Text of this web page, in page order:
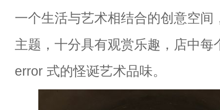
一个生活与艺术相结合的创意空间
主题，十分具有观赏乐趣，店中每
error 式的怪诞艺术品味。